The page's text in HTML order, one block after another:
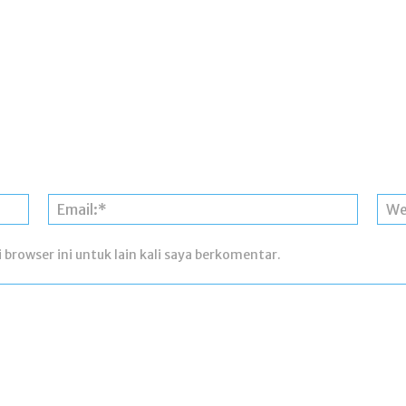
Nama:* Email:*
browser ini untuk lain kali saya berkomentar.